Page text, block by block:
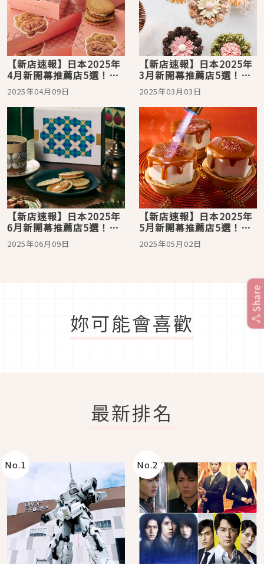
【新店速報】日本2025年
4月新開幕推薦店5選！超
可愛焦糖小熊伴手禮現身
東京
2025年04月09日
【新店速報】日本2025年
3月新開幕推薦店5選！美
到不行的玫瑰貓舌餅乾一
躍成為東京車站購買首選
2025年03月03日
【新店速報】日本2025年
6月新開幕推薦店5選！跟
著東京吃貨地圖走就對了
2025年06月09日
【新店速報】日本2025年
5月新開幕推薦店5選！原
宿蜜芋到大阪焦糖，一場
甜點小旅行正在出發
2025年05月02日
妳可能會喜歡
最新排名
No.1 No.2
Share